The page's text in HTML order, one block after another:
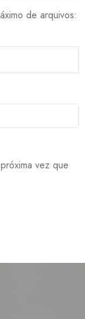
de arquivos:
vez que